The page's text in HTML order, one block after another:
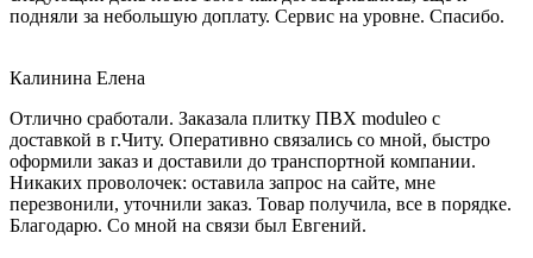
подняли за небольшую доплату. Сервис на уровне. Спасибо.
Калинина Елена
Отлично сработали. Заказала плитку ПВХ moduleo с
доставкой в г.Читу. Оперативно связались со мной, быстро
оформили заказ и доставили до транспортной компании.
Никаких проволочек: оставила запрос на сайте, мне
перезвонили, уточнили заказ. Товар получила, все в порядке.
Благодарю. Со мной на связи был Евгений.